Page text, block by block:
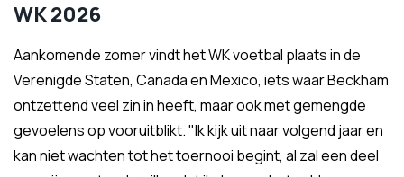
WK 2026
Aankomende zomer vindt het WK voetbal plaats in de
Verenigde Staten, Canada en Mexico, iets waar Beckham
ontzettend veel zin in heeft, maar ook met gemengde
gevoelens op vooruitblikt. "Ik kijk uit naar volgend jaar en
kan niet wachten tot het toernooi begint, al zal een deel